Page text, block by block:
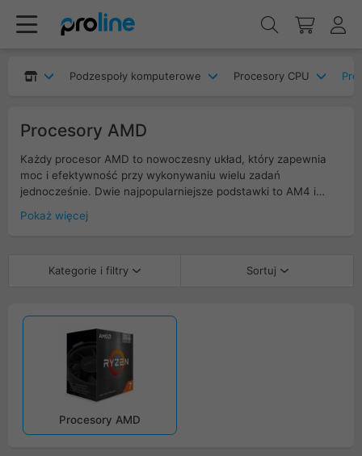
Podzespoły komputerowe Procesory CPU
Procesory AMD
Każdy procesor AMD to nowoczesny układ, który zapewnia
moc i efektywność przy wykonywaniu wielu zadań
jednocześnie. Dwie najpopularniejsze podstawki to AM4 i
profesjonalnych (Threadripper), oraz SP5 i SP6 w
wielozadaniowej oraz przy obróbce multimediów. Technologie
sprawia, że są popularnym wyborem zarówno w komputerach
domowych, jak i w profesjonalnych stacjach roboczych w
serii X3D, oraz AI Pro.
Pokaż więcej
Kategorie i filtry Sortuj
Procesory AMD